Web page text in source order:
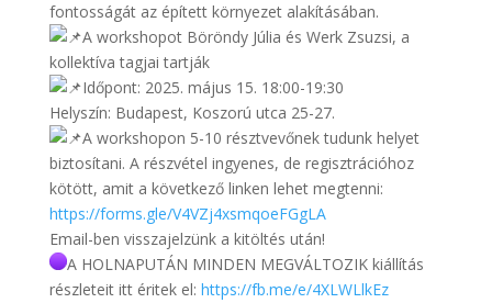
fontosságát az épített környezet alakításában.
A workshopot Böröndy Júlia és Werk Zsuzsi, a
kollektíva tagjai tartják
Időpont: 2025. május 15. 18:00-19:30
Helyszín: Budapest, Koszorú utca 25-27.
A workshopon 5-10 résztvevőnek tudunk helyet
biztosítani. A részvétel ingyenes, de regisztrációhoz
kötött, amit a következő linken lehet megtenni:
https://forms.gle/V4VZj4xsmqoeFGgLA
Email-ben visszajelzünk a kitöltés után!
A HOLNAPUTÁN MINDEN MEGVÁLTOZIK kiállítás
részleteit itt éritek el: https://fb.me/e/4XLWLlkEz